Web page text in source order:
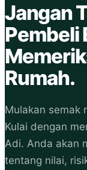
Jangan
Pembeli
Rumah.
Mulakan semak
Kulai dengan
Adi. Anda akan
tentang nilai,